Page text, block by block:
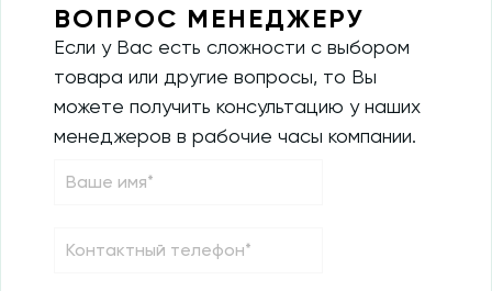
ВОПРОС МЕНЕДЖЕРУ
Если у Вас есть сложности с выбором
товара или другие вопросы, то Вы
можете получить консультацию у наших
менеджеров в рабочие часы компании.